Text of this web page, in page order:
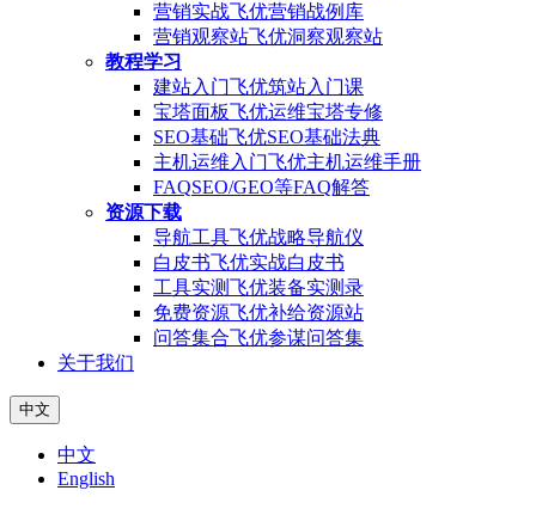
营销实战飞优营销战例库
营销观察站飞优洞察观察站
教程学习
建站入门飞优筑站入门课
宝塔面板飞优运维宝塔专修
SEO基础飞优SEO基础法典
主机运维入门飞优主机运维手册
FAQSEO/GEO等FAQ解答
资源下载
导航工具飞优战略导航仪
白皮书飞优实战白皮书
工具实测飞优装备实测录
免费资源飞优补给资源站
问答集合飞优参谋问答集
关于我们
中文
中文
English